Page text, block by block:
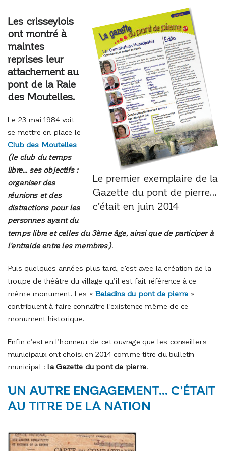
Le premier exemplaire de la
Gazette du pont de pierre…
c’était en juin 2014
Les crisseylois
ont montré à
maintes
reprises leur
attachement au
pont de la Raie
des Moutelles.
Le 23 mai 1984 voit
se mettre en place le
Club des Moutelles
(le club du temps
libre… ses objectifs :
organiser des
réunions et des
distractions pour les
personnes ayant du
temps libre et celles du 3ème âge, ainsi que de participer à
l’entraide entre les membres).
Puis quelques années plus tard, c’est avec la création de la
troupe de théâtre du village qu’il est fait référence à ce
même monument. Les «Baladins du pont de pierre »
contribuent à faire connaître l’existence même de ce
monument historique.
Enfin c’est en l’honneur de cet ouvrage que les conseillers
municipaux ont choisi en 2014 comme titre du bulletin
municipal :la Gazette du pont de pierre.
UN AUTRE ENGAGEMENT… C’ÉTAIT
AU TITRE DE LA NATION